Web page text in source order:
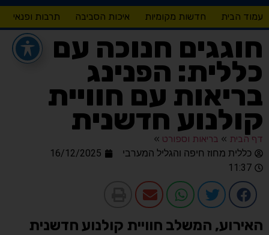
עמוד הבית חדשות מקומיות איכות הסביבה תרבות ופנאי
חוגגים חנוכה עם
כללית: הפנינג
בריאות עם חוויית
קולנוע חדשנית
דף הבית » בריאות וספורט »
כללית מחוז חיפה והגליל המערבי
16/12/2025
11:37
האירוע, המשלב חוויית קולנוע חדשנית